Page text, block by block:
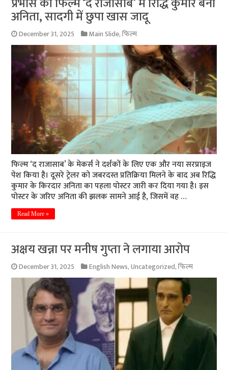
अनिता, सादगी में छुपा खास जादू
December 31, 2025 Main Slide,फिल्म
फिल्म ‘द राजासाब’ के मेकर्स ने दर्शकों के लिए एक और नया सरप्राइज
पेश किया है। दूसरे ट्रेलर को जबरदस्त प्रतिक्रिया मिलने के बाद अब रिद्धि
कुमार के किरदार अनिता का पहला पोस्टर जारी कर दिया गया है। इस
पोस्टर के जरिए अनिता की झलक सामने आई है, जिसमें वह …
Read More »
अक्षय खन्ना पर मनीष गुप्ता ने लगाया आरोप
December 31, 2025 English News,Uncategorized,फिल्म